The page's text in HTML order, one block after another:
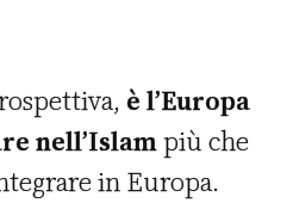
è l’Europa
nell’Islampiù che
in Europa.